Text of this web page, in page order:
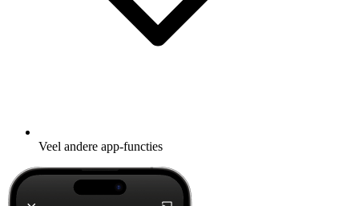
Veel andere app-functies